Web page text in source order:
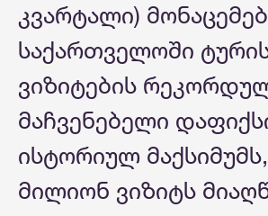
კვარტალი)
საქართველოში
ვიზიტების
მაჩვენებელი
ისტორიულ
მილიონ ვიზიტს